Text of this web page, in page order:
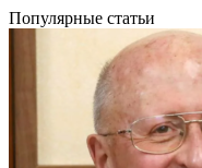
Популярные статьи